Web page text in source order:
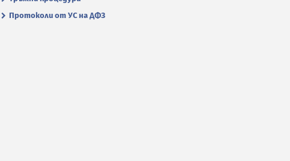
Протоколи от УС на ДФЗ